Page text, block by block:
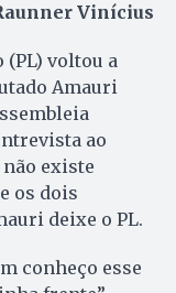
Vinícius
(PL) voltou a
Amauri
ao
existe
os dois
deixe o PL.
conheço esse